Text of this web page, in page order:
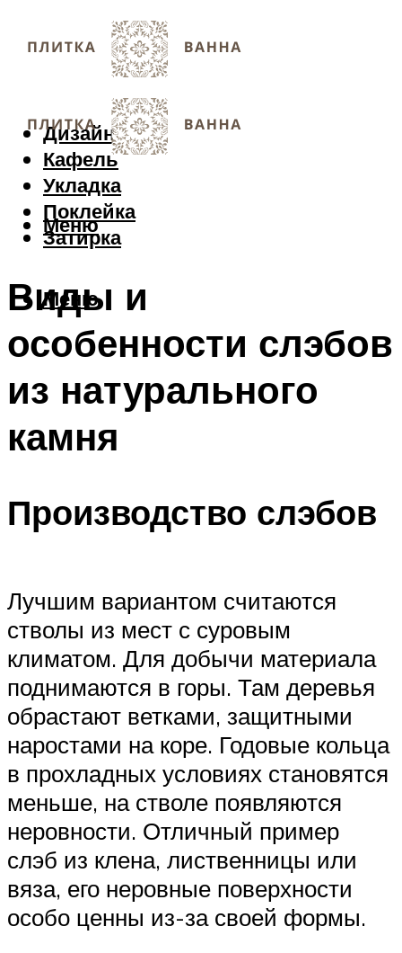
Дизайн
Кафель
Укладка
Поклейка
Затирка
Меню
Меню
Виды и
особенности слэбов
из натурального
камня
Производство слэбов
Лучшим вариантом считаются
стволы из мест с суровым
климатом. Для добычи материала
поднимаются в горы. Там деревья
обрастают ветками, защитными
наростами на коре. Годовые кольца
в прохладных условиях становятся
меньше, на стволе появляются
неровности. Отличный пример
слэб из клена, лиственницы или
вяза, его неровные поверхности
особо ценны из-за своей формы.